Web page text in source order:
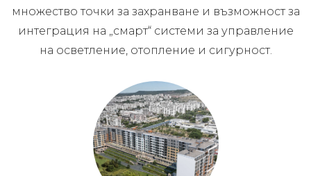
множество точки за захранване и възможност за
интеграция на „смарт“ системи за управление
на осветление, отопление и сигурност.